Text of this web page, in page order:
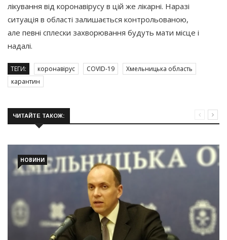
лікування від коронавірусу в цій же лікарні. Наразі
ситуація в області залишається контрольованою,
але певні сплески захворювання будуть мати місце і
надалі.
ТЕГИ: коронавірус COVID-19
Хмельницька область
карантин
ЧИТАЙТЕ ТАКОЖ:
НОВИНИ